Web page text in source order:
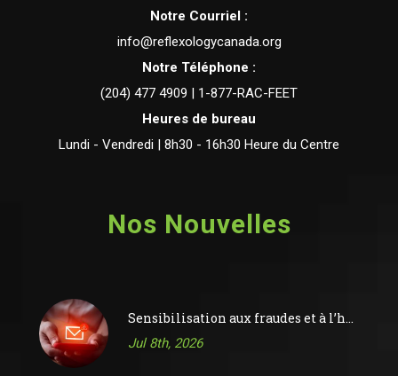
Notre Courriel :
info@reflexologycanada.org
Notre Téléphone :
(204) 477 4909 | 1-877-RAC-FEET
Heures de bureau
Lundi - Vendredi | 8h30 - 16h30 Heure du Centre
Nos Nouvelles
Sensibilisation aux fraudes et à l’hameçonnage
Jul 8th, 2026